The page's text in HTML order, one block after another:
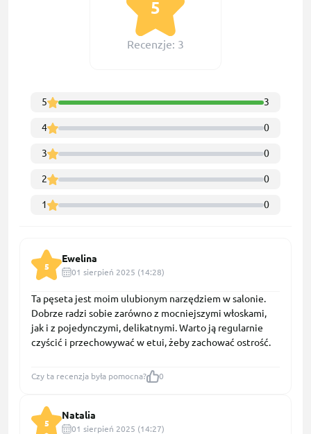
5
Recenzje: 3
5 3
4 0
3 0
2 0
1 0
5
Ewelina
01 sierpień 2025 (14:28)
Ta pęseta jest moim ulubionym narzędziem w salonie.
Dobrze radzi sobie zarówno z mocniejszymi włoskami,
jak i z pojedynczymi, delikatnymi. Warto ją regularnie
czyścić i przechowywać w etui, żeby zachować ostrość.
Czy ta recenzja była pomocna? 0
5
Natalia
01 sierpień 2025 (14:27)